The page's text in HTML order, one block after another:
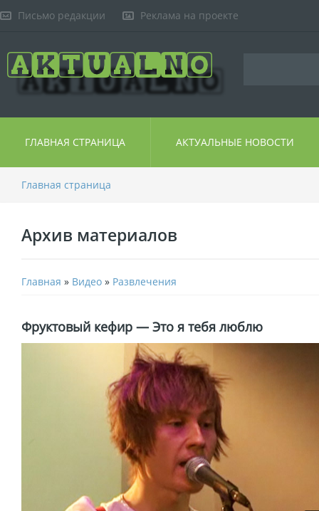
Письмо редакции Реклама на проекте
ГЛАВНАЯ СТРАНИЦА АКТУАЛЬНЫЕ НОВОСТИ
Главная страница
Архив материалов
Главная » Видео » Развлечения
Фруктовый кефир — Это я тебя люблю